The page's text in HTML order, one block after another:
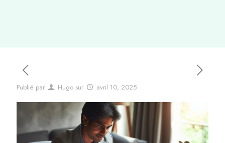
Publié par Hugo sur avril 10, 2025